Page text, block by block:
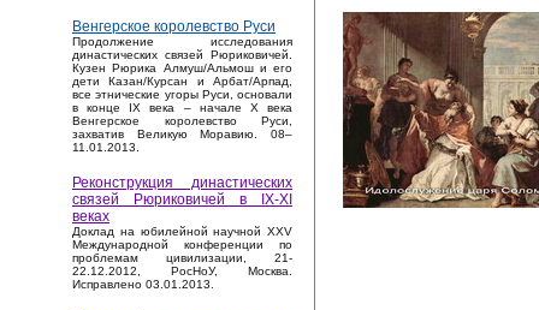
Венгерское королевство Руси
Продолжение исследования
династических связей Рюриковичей.
Кузен Рюрика Алмуш/Альмош и его
дети Казан/Курсан и Арбат/Арпад,
все этнические угоры Руси, основали
в конце IX века – начале X века
Венгерское королевство Руси,
захватив Великую Моравию. 08–
11.01.2013.
Реконструкция династических
связей Рюриковичей в IX-XI
веках
Доклад на юбилейной научной XXV
Международной конференции по
проблемам цивилизации, 21-
22.12.2012, РосНоУ, Москва.
Исправлено 03.01.2013.